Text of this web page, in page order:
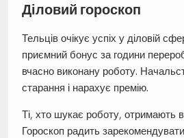
Діловий гороскоп
Тельців очікує успіх у діловій
приємний бонус за години
вчасно виконану роботу.
старання і нарахує премію.
Ті, хто шукає роботу, отримають
Гороскоп радить